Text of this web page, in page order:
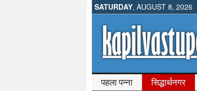
SATURDAY, AUGUST 8, 2026
पहला पन्ना सिद्धार्थनगर